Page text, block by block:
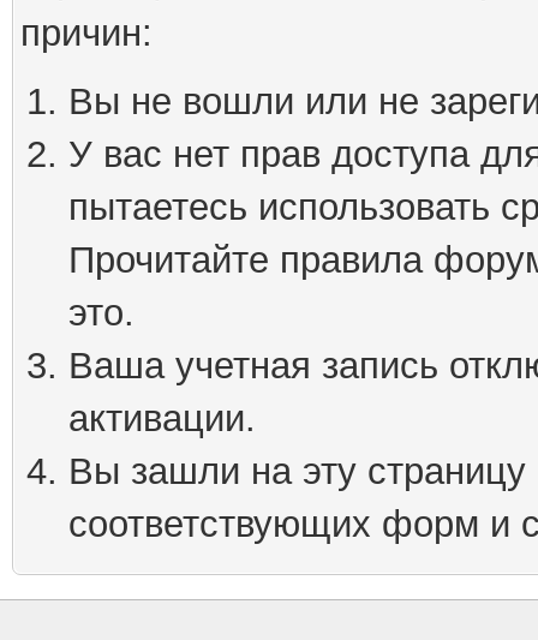
причин:
Вы не вошли или не
У вас нет прав доступа
пытаетесь использовать
Прочитайте правила
это.
Ваша учетная запись
активации.
Вы зашли на эту
соответствующих форм и